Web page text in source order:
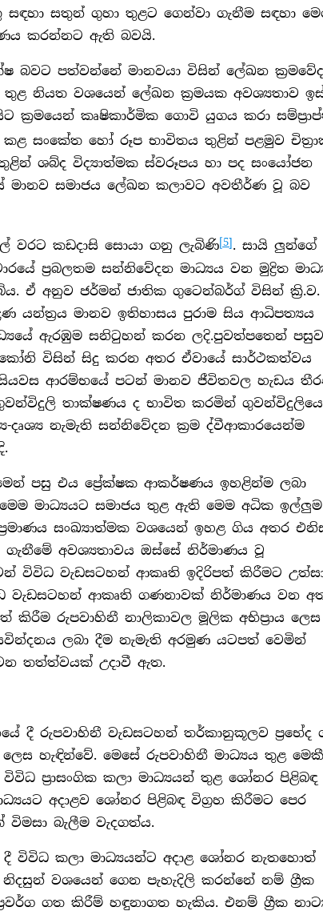
සතුන් ගුහා තුළට ගෙන්වා ගැනීම සඳහා
කරන්නට ඇති බවයි.
බවට පත්වන්නේ මානවයා විසින් ලේඛන
නියත වශයෙන් ලේඛන ක්‍රමයක අවශ්‍යතාව
ක්‍රමයෙන් කෘෂිකාර්මික ගොවි යුගය කරා
සංකේත හෝ රූප භාවිතය තුළින් පළමුව
ශබ්ද විද්‍යාත්මක ස්වරූපය හා පද සංයෝජන
සමාජය ලේඛන කලාවට අවතීර්ණ වූ බව
වරට කඩදාසි සොයා ගනු ලැබිණි[5]. සායි ලුන්ගේ
ප්‍රබලතම සන්නිවේදන මාධ්‍යය වන මුද්‍රිත
ඒ අනුව ජර්මන් ජාතික ගුටෙන්බර්ග් විසින් ක්‍රි.ව.
යන්ත්‍රය මානව ඉතිහාසය පුරාම සිය ආධිපත්‍යය
ඇරඹුම සනිටුහන් කරන ලදි.පුවත්පතෙන් පසුව
විසින් සිදු කරන අතර ඒවායේ සාර්ථකත්වය
ආරම්භයේ පටන් මානව ජීවිතවල හැඩය
තාක්ෂණය ද භාවිත කරමින්
දෘශ්‍ය නැමැති සන්නිවේදන ක්‍රම ද්වීආකාරයෙන්ම
පසු එය ප්‍රේක්ෂක ආකර්ෂණය ඉහළින්ම ලබා
මාධ්‍යයට සමාජය තුළ ඇති මෙම අධික ඉල්ලුම
සංඛ්‍යාත්මක වශයෙන් ඉහළ ගිය අතර
අවශ්‍යතාවය ඔස්සේ නිර්මාණය වූ
විවිධ වැඩසටහන් ආකෘති ඉදිරිපත් කිරීමට
වැඩසටහන් ආකෘති ගණනාවක් නිර්මාණය වන
කිරීම රුපවාහිනී නාලිකාවල මූලික අභිප්‍රාය ලෙස
ලබා දීම නැමැති අරමුණ යටපත් වෙමින්
තත්ත්වයක් උදාවී ඇත.
දී රුපවාහිනී වැඩසටහන් තර්කානුකූලව ප්‍රභේද
හැඳින්වේ. මෙසේ රුපවාහිනී මාධ්‍යය තුළ මෙකී
ප්‍රාසංගික කලා මාධ්‍යයන් තුළ ශෝනර පිළිබඳ
අදාළව ශෝනර පිළිබඳ විග්‍රහ කිරීමට පෙර
බැලීම වැදගත්ය.
විවිධ කලා මාධ්‍යයන්ට අදාළ ශෝනර නැතහොත්
වශයෙන් ගෙන පැහැදිලි කරන්නේ නම් ග්‍රීක
ගත කිරීම් හඳුනාගත හැකිය. එනම් ග්‍රීක